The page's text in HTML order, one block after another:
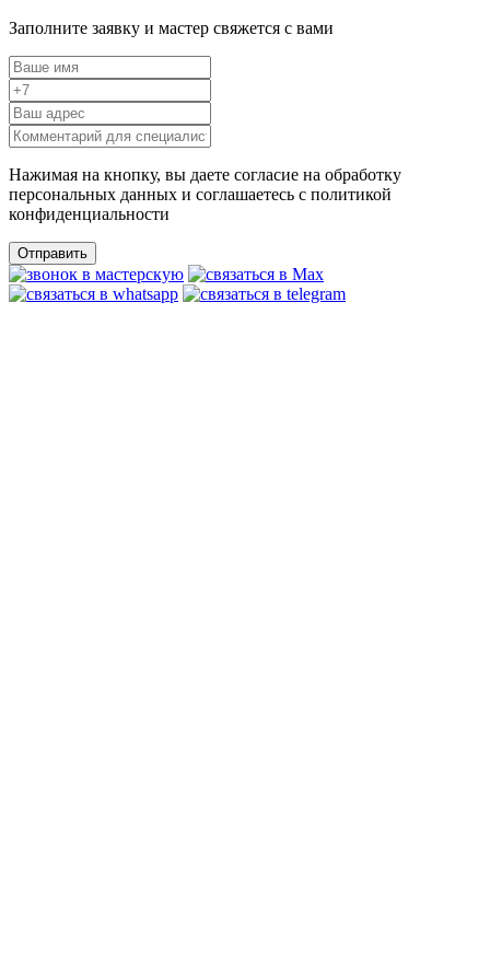
Заполните заявку и мастер свяжется с вами
Нажимая на кнопку, вы даете согласие на обработку
персональных данных и соглашаетесь c политикой
конфиденциальности
Отправить